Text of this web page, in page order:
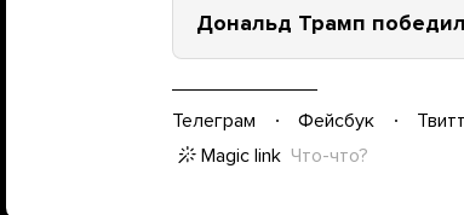
Дональд Трамп
Телеграм Фейсбук
Magic link Что-что?